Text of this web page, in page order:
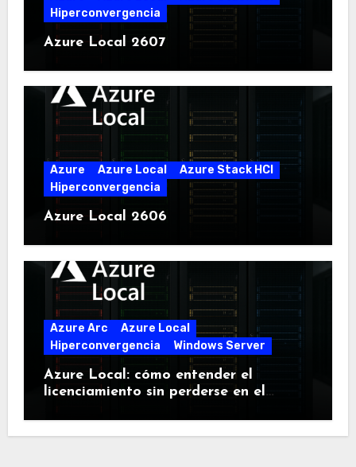
Hiperconvergencia
Azure Local 2607
Azure Azure Local
Azure Stack HCI
Hiperconvergencia
Azure Local 2606
Azure Arc
Azure Local
Hiperconvergencia
Windows Server
Azure Local: cómo entender el
licenciamiento sin perderse en el